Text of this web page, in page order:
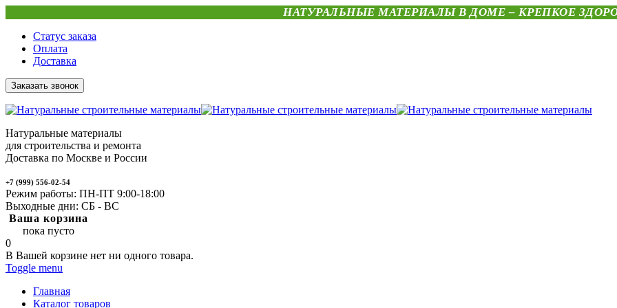
НАТУРАЛЬНЫЕ МАТЕРИАЛЫ В ДОМЕ – КРЕПКОЕ
Статус заказа
Оплата
Доставка
Заказать звонок
Натуральные материалы
для строительства и ремонта
Доставка по Москве и России
+7 (999) 556-02-54
Режим работы: ПН-ПТ 9:00-18:00
Выходные дни: СБ - ВС
Ваша корзина
пока пусто
0
В Вашей корзине нет ни одного товара.
Toggle menu
Главная
Каталог товаров